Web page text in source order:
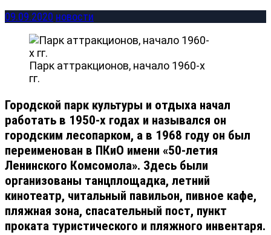
09.09.2020 новости
Парк аттракционов, начало 1960-х
гг.
Городской парк культуры и отдыха начал
работать в 1950-х годах и назывался он
городским лесопарком, а в 1968 году он был
переименован в ПКиО имени «50-летия
Ленинского Комсомола». Здесь были
организованы танцплощадка, летний
кинотеатр, читальный павильон, пивное кафе,
пляжная зона, спасательный пост, пункт
проката туристического и пляжного инвентаря.